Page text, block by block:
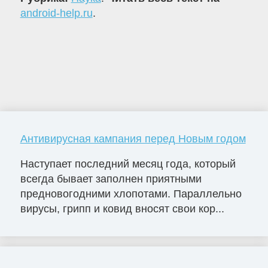
android-help.ru.
Антивирусная кампания перед Новым годом
Наступает последний месяц года, который
всегда бывает заполнен приятными
предновогодними хлопотами. Параллельно
вирусы, грипп и ковид вносят свои кор...